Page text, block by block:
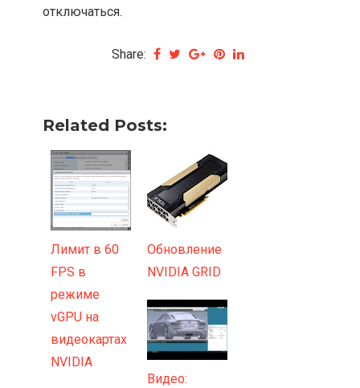
отключаться.
Share:
Related Posts:
Лимит в 60
FPS в
режиме
vGPU на
видеокартах
NVIDIA
Обновление
NVIDIA GRID
Видео: